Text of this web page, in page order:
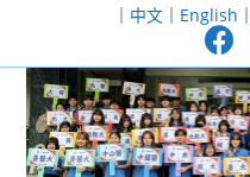
至
｜ 中文｜ English ｜